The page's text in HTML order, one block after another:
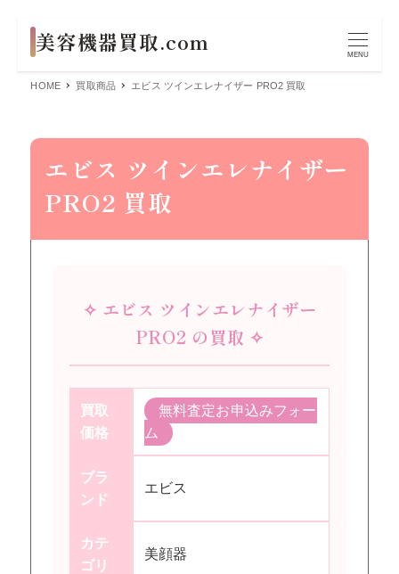
MENU
HOME 買取商品 エビス ツインエレナイザー PRO2 買取
エビス ツインエレナイザー
PRO2 買取
✧ エビス ツインエレナイザー
PRO2 の買取 ✧
買取
価格
無料査定お申込みフォー
ム
ブラ
ンド
エビス
カテ
ゴリ
美顔器